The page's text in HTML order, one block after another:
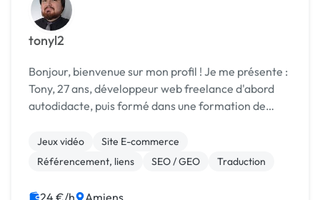
tonyl2
Bonjour, bienvenue sur mon profil ! Je me présente :
Tony, 27 ans, développeur web freelance d'abord
autodidacte, puis formé dans une formation de
des sites internet (vitrine, e-commerce...) par ...
Jeux vidéo
Site E-commerce
Référencement, liens
SEO / GEO Traduction